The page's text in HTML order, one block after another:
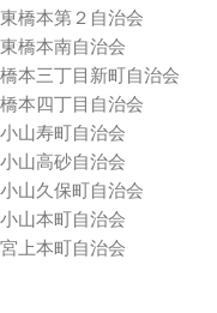
東橋本第２自治会
東橋本南自治会
橋本三丁目新町自治会
橋本四丁目自治会
小山寿町自治会
小山高砂自治会
小山久保町自治会
小山本町自治会
宮上本町自治会